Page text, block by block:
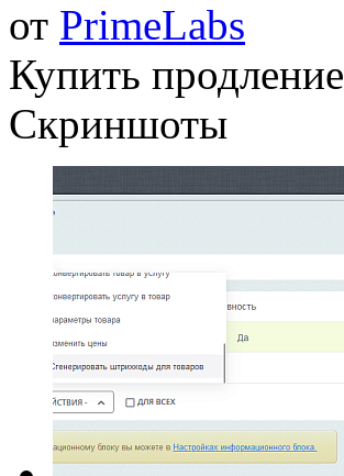
от PrimeLabs
Купить продление
Скриншоты